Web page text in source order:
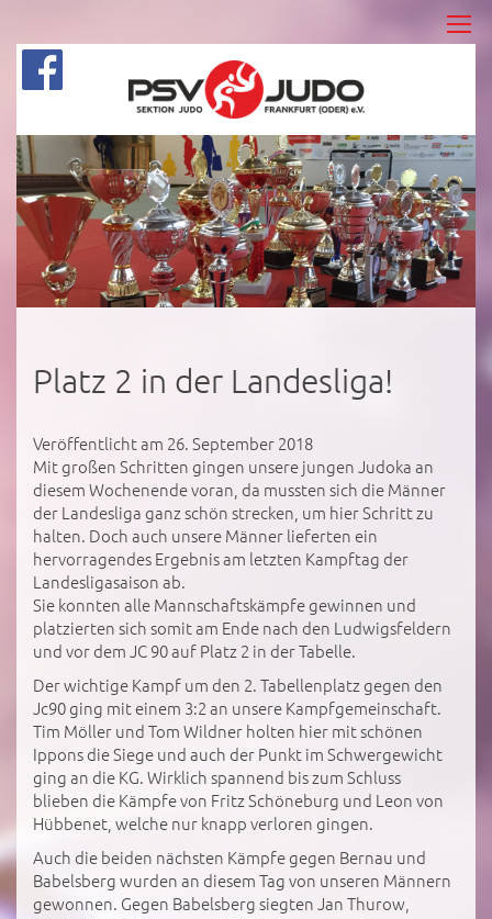
Platz 2 in der Landesliga!
Veröffentlicht am 26. September 2018
Mit großen Schritten gingen unsere jungen Judoka an
diesem Wochenende voran, da mussten sich die Männer
der Landesliga ganz schön strecken, um hier Schritt zu
halten. Doch auch unsere Männer lieferten ein
hervorragendes Ergebnis am letzten Kampftag der
Landesligasaison ab.
Sie konnten alle Mannschaftskämpfe gewinnen und
platzierten sich somit am Ende nach den Ludwigsfeldern
und vor dem JC 90 auf Platz 2 in der Tabelle.
Der wichtige Kampf um den 2. Tabellenplatz gegen den
Jc90 ging mit einem 3:2 an unsere Kampfgemeinschaft.
Tim Möller und Tom Wildner holten hier mit schönen
Ippons die Siege und auch der Punkt im Schwergewicht
ging an die KG. Wirklich spannend bis zum Schluss
blieben die Kämpfe von Fritz Schöneburg und Leon von
Hübbenet, welche nur knapp verloren gingen.
Auch die beiden nächsten Kämpfe gegen Bernau und
Babelsberg wurden an diesem Tag von unseren Männern
gewonnen. Gegen Babelsberg siegten Jan Thurow,